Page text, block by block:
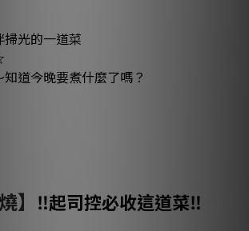
光的一道菜
道今晚要煮什麼了嗎？
】 ‼️起司控必收這道菜‼️